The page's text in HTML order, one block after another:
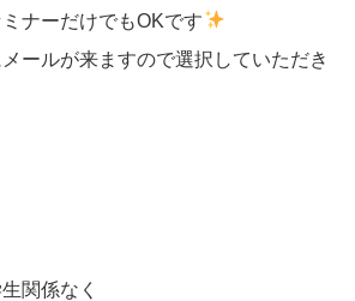
ナーだけでもOKです
メールが来ますので選択していただき
関係なく